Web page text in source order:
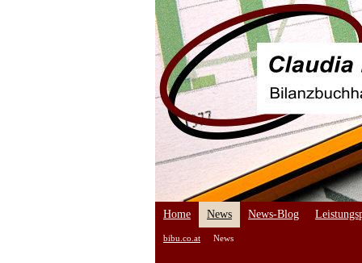
Home News News-Blog
bibu.co.at News